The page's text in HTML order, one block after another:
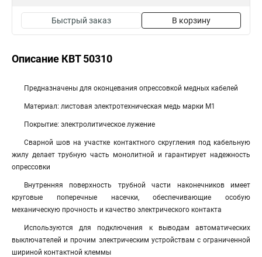
Быстрый заказ В корзину
Описание КВТ 50310
Предназначены для оконцевания опрессовкой медных кабелей
Материал: листовая электротехническая медь марки М1
Покрытие: электролитическое лужение
Сварной шов на участке контактного скругления под кабельную
жилу делает трубную часть монолитной и гарантирует надежность
опрессовки
Внутренняя поверхность трубной части наконечников имеет
круговые поперечные насечки, обеспечивающие особую
механическую прочность и качество электрического контакта
Используются для подключения к выводам автоматических
выключателей и прочим электрическим устройствам с ограниченной
шириной контактной клеммы